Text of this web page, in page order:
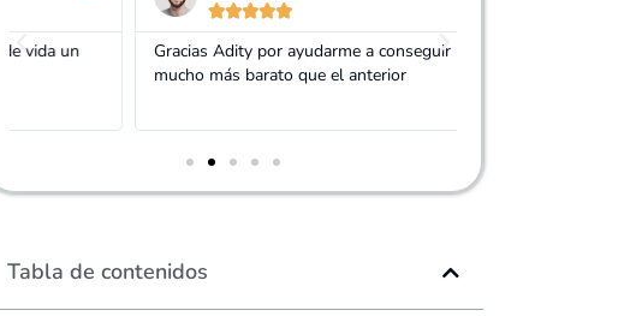

Gracias Adity por ayudarme a conseguir un seguro
mucho más barato que el anterior
Tabla de contenidos